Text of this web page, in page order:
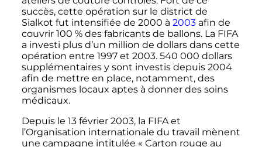
succès, cette opération sur le district de
Sialkot fut intensifiée de 2000 à 2003afin de
couvrir 100 % des fabricants de ballons. La FIFA
a investi plus d’un million de dollars dans cette
opération entre 1997 et 2003. 540 000 dollars
supplémentaires y sont investis depuis 2004
afin de mettre en place, notamment, des
organismes locaux aptes à donner des soins
médicaux.
Depuis le 13 février 2003, la FIFA et
l’Organisation internationale du travail mènent
une campagne intitulée « Carton rouge au